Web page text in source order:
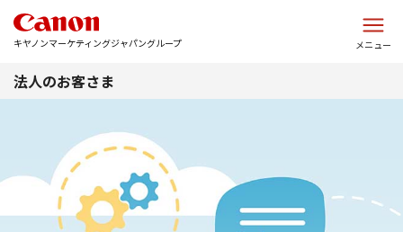
キヤノンマーケティングジャパングループ メニュー
法人のお客さま